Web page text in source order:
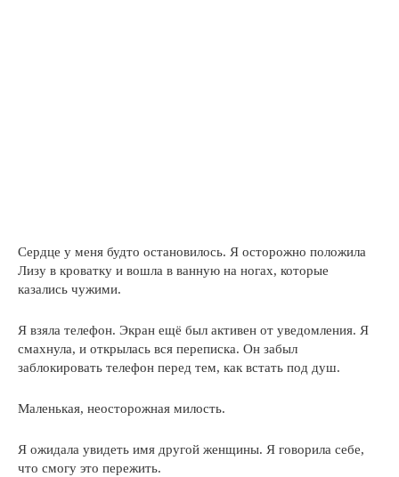
Сердце у меня будто остановилось. Я осторожно положила
Лизу в кроватку и вошла в ванную на ногах, которые
казались чужими.
Я взяла телефон. Экран ещё был активен от уведомления. Я
смахнула, и открылась вся переписка. Он забыл
заблокировать телефон перед тем, как встать под душ.
Маленькая, неосторожная милость.
Я ожидала увидеть имя другой женщины. Я говорила себе,
что смогу это пережить.